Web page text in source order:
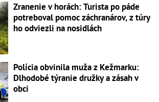
Zranenie v horách: Turista po páde
potreboval pomoc záchranárov, z túry
ho odviezli na nosidlách
Polícia obvinila muža z Kežmarku:
Dlhodobé týranie družky a zásah v
obci